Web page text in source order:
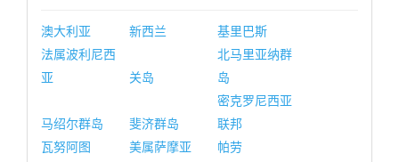
澳大利亚 新西兰
基里巴斯
法属波利尼西
亚
关岛
北马里亚纳群
岛
马绍尔群岛 斐济群岛
密克罗尼西亚
联邦
瓦努阿图
美属萨摩亚
帕劳